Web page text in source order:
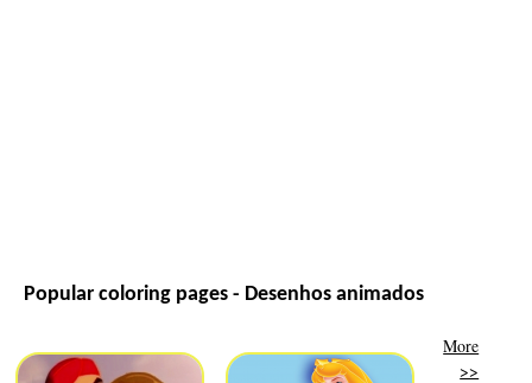
Popular coloring pages - Desenhos animados
More
>>